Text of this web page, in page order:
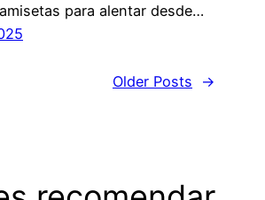
para alentar desde…
Older Posts →